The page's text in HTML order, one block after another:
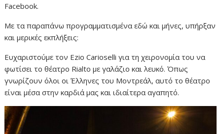
Facebook.
Με τα παραπάνω προγραμματισμένα εδώ και μήνες, υπήρξαν
και μερικές εκπλήξεις:
Ευχαριστούμε τον Ezio Carioselli για τη χειρονομία του να
φωτίσει το θέατρο Rialto με γαλάζιο και λευκό. Όπως
γνωρίζουν όλοι οι Έλληνες του Μοντρεάλ, αυτό το θέατρο
είναι μέσα στην καρδιά μας και ιδιαίτερα αγαπητό.